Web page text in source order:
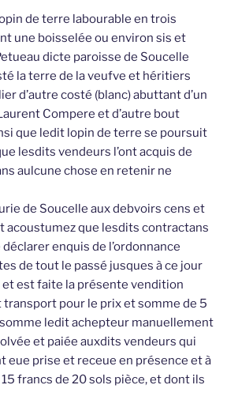
de terre labourable en trois
une boisselée ou environ sis et
dicte paroisse de Soucelle
la terre de la veufve et héritiers
d’autre costé (blanc) abuttant d’un
Compere et d’autre bout
que ledit lopin de terre se poursuit
lesdits vendeurs l’ont acquis de
aulcune chose en retenir ne
de Soucelle aux debvoirs cens et
acoustumez que lesdits contractans
déclarer enquis de l’ordonnance
de tout le passé jusques à ce jour
est faite la présente vendition
transport pour le prix et somme de 5
ledit achepteur manuellement
et paiée auxdits vendeurs qui
eue prise et receue en présence et à
francs de 20 sols pièce, et dont ils